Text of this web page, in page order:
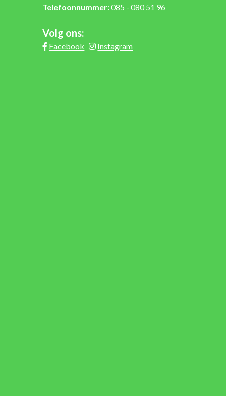
Telefoonnummer:085 - 080 51 96
Volg ons:
Facebook Instagram